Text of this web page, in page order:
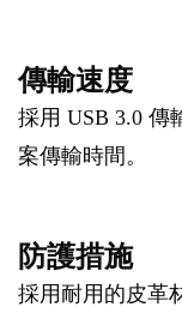
傳輸速度
採用 USB 3.0 傳
案傳輸時間。
防護措施
採用耐用的皮革